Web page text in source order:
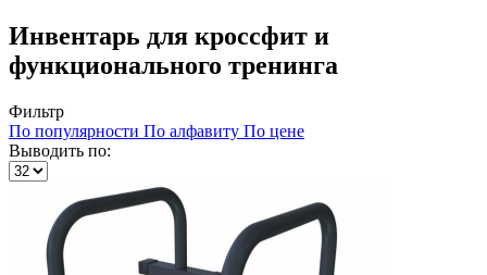
Инвентарь для кроссфит и
функционального тренинга
Фильтр
По популярности По алфавиту По цене
Выводить по: